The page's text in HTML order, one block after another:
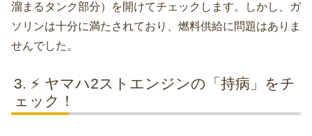
溜まるタンク部分）を開けてチェックします。しかし、ガ
ソリンは十分に満たされており、燃料供給に問題はありま
せんでした。
⚡ ヤマハ2ストエンジンの「持病」をチ
ェック！